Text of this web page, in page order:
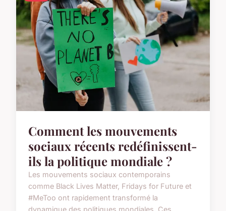
Comment les mouvements
sociaux récents redéfinissent-
ils la politique mondiale ?
Les mouvements sociaux contemporains
comme Black Lives Matter, Fridays for Future et
#MeToo ont rapidement transformé la